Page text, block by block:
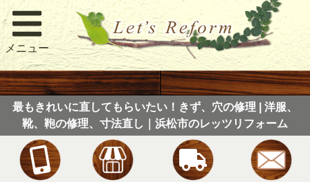
メニュー
最もきれいに直してもらいたい！きず、穴の修理 | 洋服、
靴、鞄の修理、寸法直し｜浜松市のレッツリフォーム